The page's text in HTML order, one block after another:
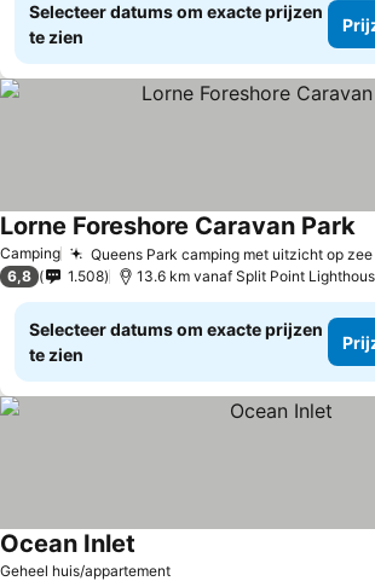
Selecteer datums om exacte prijzen
te zien
Camping Queens Park camping met uitzicht op zee
Lorne Foreshore Caravan Park
6,8 1.508 13.6 km vanaf Split Point
Selecteer datums om exacte prijzen
te zien
Geheel huis/appartement
Ocean Inlet